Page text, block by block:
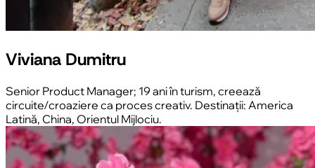
Viviana Dumitru
Senior Product Manager; 19 ani în turism, creează
circuite/croaziere ca proces creativ. Destinații: America
Latină, China, Orientul Mijlociu.